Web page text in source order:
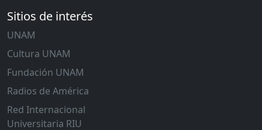
Sitios de interés
UNAM
Cultura UNAM
Fundación UNAM
Radios de América
Red Internacional
Universitaria RIU